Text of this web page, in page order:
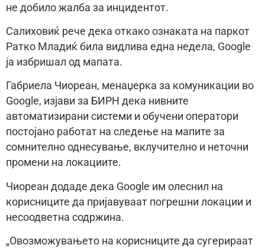
не добило жалба за инцидентот.
Салиховиќ рече дека откако ознаката на паркот
Ратко Младиќ била видлива една недела, Google
ја избришал од мапата.
Габриела Чиореан, менаџерка за комуникации во
Google, изјави за БИРН дека нивните
автоматизирани системи и обучени оператори
постојано работат на следење на мапите за
сомнително однесување, вклучително и неточни
промени на локациите.
Чиореан додаде дека Google им олеснил на
корисниците да пријавуваат погрешни локации и
несоодветна содржина.
„Овозможувањето на корисниците да сугерираат